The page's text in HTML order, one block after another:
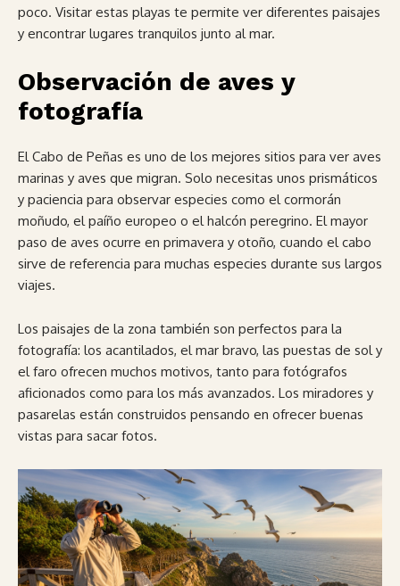
poco. Visitar estas playas te permite ver diferentes paisajes
y encontrar lugares tranquilos junto al mar.
Observación de aves y
fotografía
El Cabo de Peñas es uno de los mejores sitios para ver aves
marinas y aves que migran. Solo necesitas unos prismáticos
y paciencia para observar especies como el cormorán
moñudo, el paíño europeo o el halcón peregrino. El mayor
paso de aves ocurre en primavera y otoño, cuando el cabo
sirve de referencia para muchas especies durante sus largos
viajes.
Los paisajes de la zona también son perfectos para la
fotografía: los acantilados, el mar bravo, las puestas de sol y
el faro ofrecen muchos motivos, tanto para fotógrafos
aficionados como para los más avanzados. Los miradores y
pasarelas están construidos pensando en ofrecer buenas
vistas para sacar fotos.